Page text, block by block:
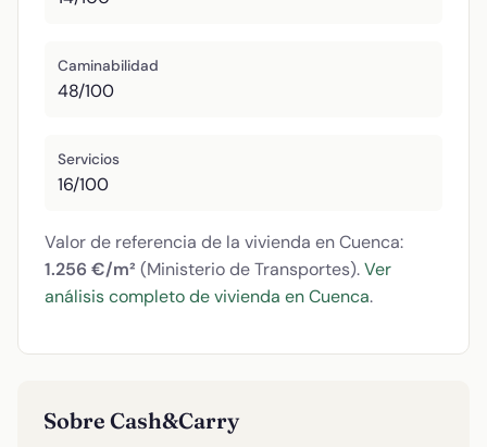
Caminabilidad
48/100
Servicios
16/100
Valor de referencia de la vivienda en Cuenca:
1.256 €/m² (Ministerio de Transportes).Ver
análisis completo de vivienda en Cuenca.
Sobre Cash&Carry